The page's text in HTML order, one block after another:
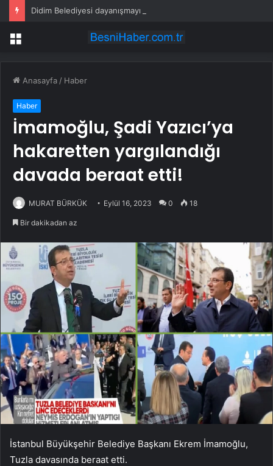
Didim Belediyesi dayanışmayı büyütüyor
Menü
Anasayfa / Haber
Haber
İmamoğlu, Şadi Yazıcı’ya
hakaretten yargılandığı
davada beraat etti!
MURAT BÜRKÜK Eylül 16, 2023 0 18
Bir dakikadan az
İstanbul Büyükşehir Belediye Başkanı Ekrem İmamoğlu,
Tuzla davasında beraat etti.